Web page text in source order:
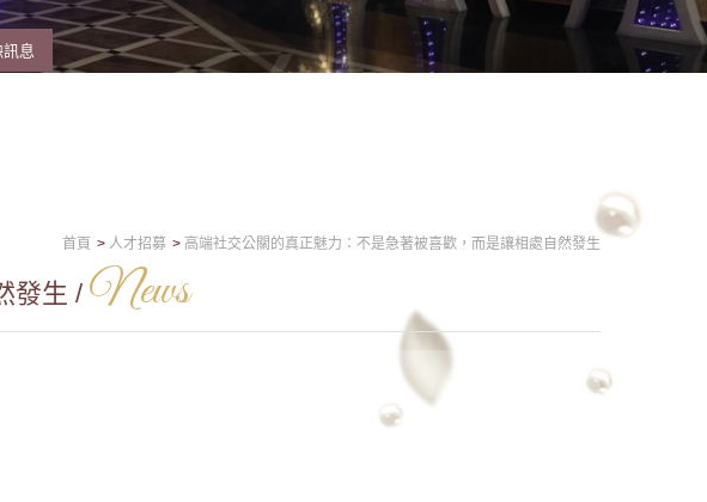
息
首頁 人才招募 高端社交公關的真正魅力：不是急著被喜歡，而是讓相處自然發生
發生 / News